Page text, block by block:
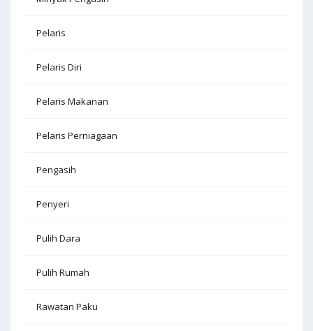
Pelaris
Pelaris Diri
Pelaris Makanan
Pelaris Perniagaan
Pengasih
Penyeri
Pulih Dara
Pulih Rumah
Rawatan Paku